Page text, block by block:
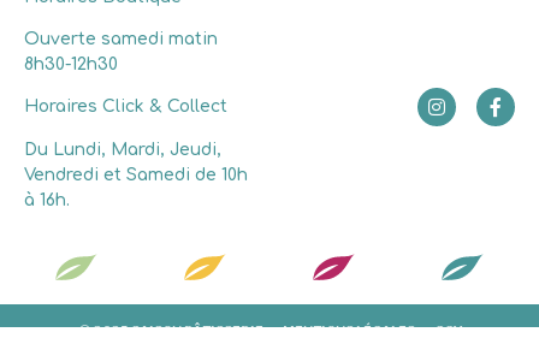
Ouverte samedi matin
8h30-12h30
Horaires Click & Collect
Du Lundi, Mardi, Jeudi,
Vendredi et Samedi de 10h
à 16h.
© 2025 SAISON PÂTISSERIE MENTIONS LÉGALES
CGV